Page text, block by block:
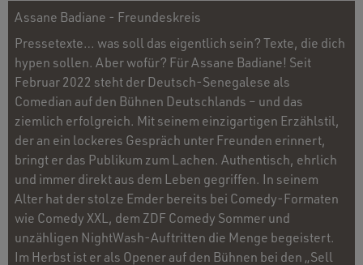
Assane Badiane - Freundeskreis
Pressetexte… was soll das eigentlich sein? Texte, die dich
hypen sollen. Aber wofür? Für Assane Badiane! Seit
Februar 2022 steht der Deutsch-Senegalese als
Comedian auf den Bühnen Deutschlands – und das
ziemlich erfolgreich. Mit seinem einzigartigen Erzählstil,
der an ein lockeres Gespräch unter Freunden erinnert,
bringt er das Publikum zum Lachen. Authentisch, ehrlich
und immer direkt aus dem Leben gegriffen. In seinem
Alter hat der stolze Emder bereits bei Comedy-Formaten
wie Comedy XXL, dem ZDF Comedy Sommer und
unzähligen NightWash-Auftritten die Menge begeistert.
Im Herbst ist er als Opener auf den Bühnen bei den „Sell